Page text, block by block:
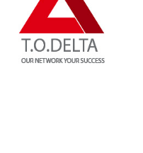
L’uscita di scena di